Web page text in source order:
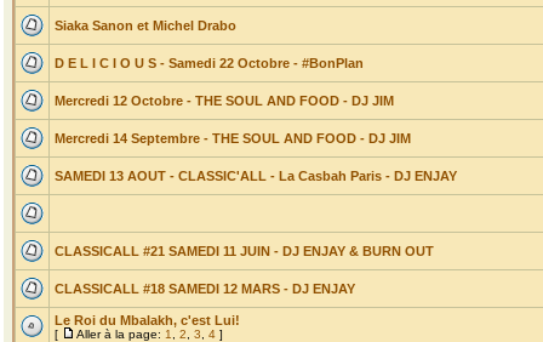
Siaka Sanon et Michel Drabo
D E L I C I O U S - Samedi 22 Octobre - #BonPlan
Mercredi 12 Octobre - THE SOUL AND FOOD - DJ JIM
Mercredi 14 Septembre - THE SOUL AND FOOD - DJ JIM
SAMEDI 13 AOUT - CLASSIC'ALL - La Casbah Paris - DJ ENJAY
CLASSICALL #21 SAMEDI 11 JUIN - DJ ENJAY & BURN OUT
CLASSICALL #18 SAMEDI 12 MARS - DJ ENJAY
Le Roi du Mbalakh, c'est Lui!
[ Aller à la page: 1 2 3 4 ]